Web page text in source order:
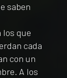
saben
los que
cada
con un
A los